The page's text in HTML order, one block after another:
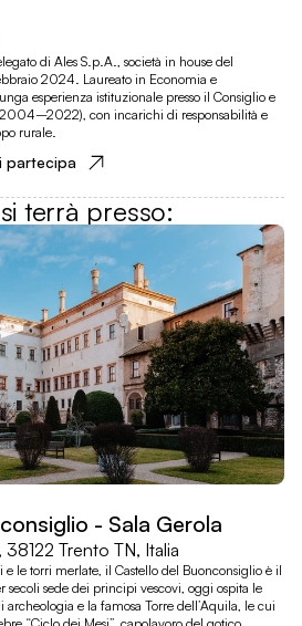
di Ales S.p.A., società in house del
2024. Laureato in Economia e
esperienza istituzionale presso il Consiglio e
con incarichi di responsabilità e
rurale.
partecipa
terrà presso:
- Sala Gerola
Trento TN, Italia
le torri merlate, il Castello del Buonconsiglio è il
sede dei principi vescovi, oggi ospita le
e la famosa Torre dell’Aquila, le cui